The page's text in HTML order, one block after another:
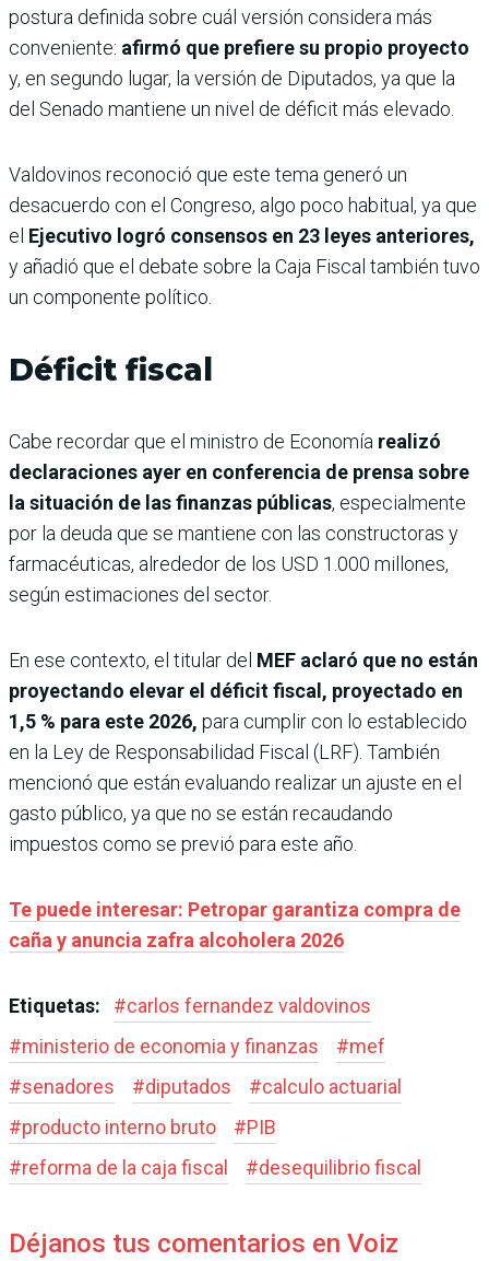
postura definida sobre cuál versión considera más
conveniente: afirmó que prefiere su propio proyecto
y, en segundo lugar, la versión de Diputados, ya que la
del Senado mantiene un nivel de déficit más elevado.
Valdovinos reconoció que este tema generó un
desacuerdo con el Congreso, algo poco habitual, ya que
el Ejecutivo logró consensos en 23 leyes anteriores,
y añadió que el debate sobre la Caja Fiscal también tuvo
un componente político.
Déficit fiscal
Cabe recordar que el ministro de Economía realizó
declaraciones ayer en conferencia de prensa sobre
la situación de las finanzas públicas, especialmente
por la deuda que se mantiene con las constructoras y
farmacéuticas, alrededor de los USD 1.000 millones,
según estimaciones del sector.
En ese contexto, el titular del MEF aclaró que no están
proyectando elevar el déficit fiscal, proyectado en
1,5 % para este 2026, para cumplir con lo establecido
en la Ley de Responsabilidad Fiscal (LRF). También
mencionó que están evaluando realizar un ajuste en el
gasto público, ya que no se están recaudando
impuestos como se previó para este año.
Te puede interesar: Petropar garantiza compra de
caña y anuncia zafra alcoholera 2026
Etiquetas: #carlos fernandez valdovinos
#ministerio de economia y finanzas #mef
#senadores #diputados #calculo actuarial
#producto interno bruto #PIB
#reforma de la caja fiscal #desequilibrio fiscal
Déjanos tus comentarios en Voiz